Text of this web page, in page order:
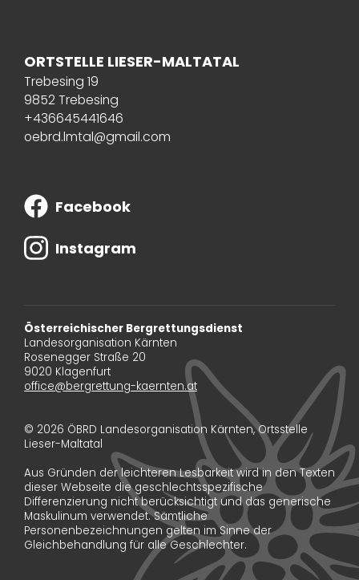
ORTSTELLE LIESER-MALTATAL
Trebesing 19
9852 Trebesing
+436645441646
oebrd.lmtal@gmail.com
Facebook
Instagram
Österreichischer Bergrettungsdienst
Landesorganisation Kärnten
Rosenegger Straße 20
9020 Klagenfurt
office@bergrettung-kaernten.at
© 2026 ÖBRD Landesorganisation Kärnten, Ortsstelle
Lieser-Maltatal
Aus Gründen der leichteren Lesbarkeit wird in den Texten
dieser Webseite die geschlechtsspezifische
Differenzierung nicht berücksichtigt und das generische
Maskulinum verwendet. Sämtliche
Personenbezeichnungen gelten im Sinne der
Gleichbehandlung für alle Geschlechter.